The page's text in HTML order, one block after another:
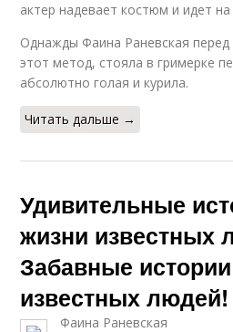
актер надевает костюм и идет на
Однажды Фаина Раневская перед
этот метод, стояла в гримерке
абсолютно голая и курила.
Читать дальше →
Удивительные
жизни известных
Забавные
известных людей!
Фаина Раневская